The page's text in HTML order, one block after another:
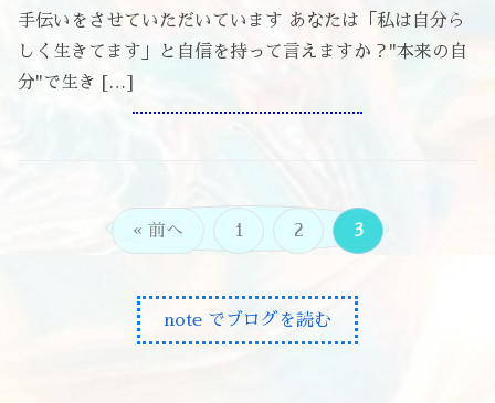
手伝いをさせていただいています あなたは「私は自分ら
しく生きてます」と自信を持って言えますか？"本来の自
分"で生き […]
« 前へ 1 2 3
note でブログを読む